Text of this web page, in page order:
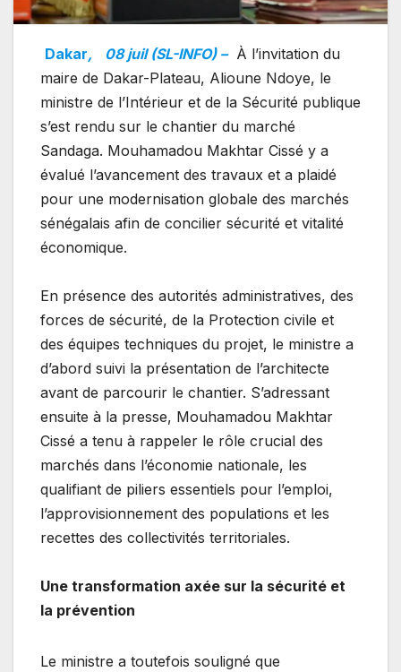
Dakar, 08 juil (SL-INFO) – À l’invitation du
maire de Dakar-Plateau, Alioune Ndoye, le
ministre de l’Intérieur et de la Sécurité publique
s’est rendu sur le chantier du marché
Sandaga. Mouhamadou Makhtar Cissé y a
évalué l’avancement des travaux et a plaidé
pour une modernisation globale des marchés
sénégalais afin de concilier sécurité et vitalité
économique.
En présence des autorités administratives, des
forces de sécurité, de la Protection civile et
des équipes techniques du projet, le ministre a
d’abord suivi la présentation de l’architecte
avant de parcourir le chantier. S’adressant
ensuite à la presse, Mouhamadou Makhtar
Cissé a tenu à rappeler le rôle crucial des
marchés dans l’économie nationale, les
qualifiant de piliers essentiels pour l’emploi,
l’approvisionnement des populations et les
recettes des collectivités territoriales.
Une transformation axée sur la sécurité et
la prévention
Le ministre a toutefois souligné que